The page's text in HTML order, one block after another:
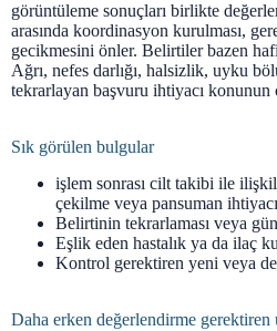
görüntüleme sonuçları birlikte
arasında koordinasyon kurulması,
gecikmesini önler. Belirtiler bazen
Ağrı, nefes darlığı, halsizlik, uyku
tekrarlayan başvuru ihtiyacı
Sık görülen bulgular
işlem sonrası cilt takibi ile ilişkili
çekilme veya pansuman ihtiyacı
Belirtinin tekrarlaması veya
Eşlik eden hastalık ya da ilaç
Kontrol gerektiren yeni veya
Daha erken değerlendirme gerektiren